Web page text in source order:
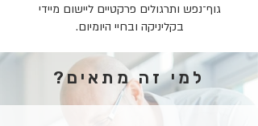
גוף־נפש ותרגולים פרקטיים ליישום מיידי
בקליניקה ובחיי היומיום.
למי זה מתאים?